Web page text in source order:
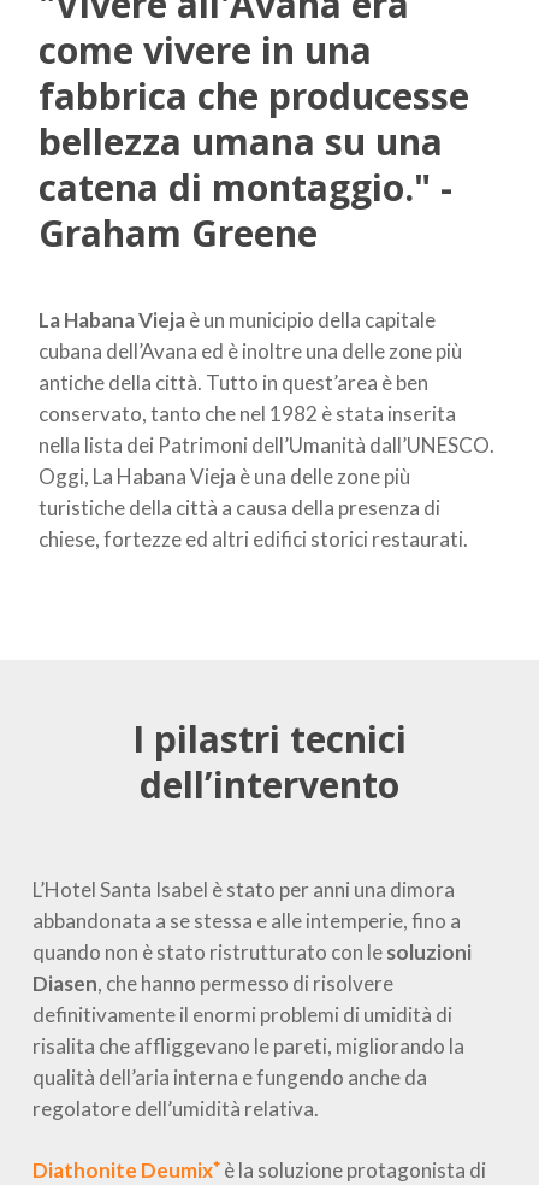
come vivere in una
fabbrica che producesse
bellezza umana su una
catena di montaggio." -
Graham Greene
La Habana Viejaè un municipio della capitale
cubana dell’Avana ed è inoltre una delle zone più
antiche della città. Tutto in quest’area è ben
conservato, tanto che nel 1982 è stata inserita
nella lista dei Patrimoni dell’Umanità dall’UNESCO.
Oggi, La Habana Vieja è una delle zone più
turistiche della città a causa della presenza di
chiese, fortezze ed altri edifici storici restaurati.
I pilastri tecnici
dell’intervento
L’Hotel Santa Isabel è stato per anni una dimora
abbandonata a se stessa e alle intemperie, fino a
quando non è stato ristrutturato con lesoluzioni
Diasen, che hanno permesso di risolvere
definitivamente il enormi problemi di umidità di
risalita che affliggevano le pareti, migliorando la
qualità dell’aria interna e fungendo anche da
regolatore dell’umidità relativa.
Diathonite Deumix⁺è la soluzione protagonista di